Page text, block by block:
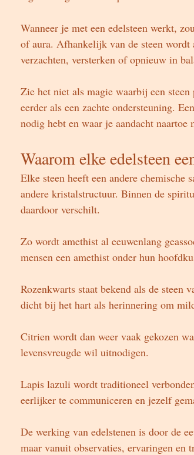
Wanneer je met een edelsteen werkt,
of aura. Afhankelijk van de steen wordt
verzachten, versterken of opnieuw in
Zie het niet als magie waarbij een
eerder als een zachte ondersteuning.
nodig hebt en waar je aandacht naartoe
Waarom elke edelsteen
Elke steen heeft een andere chemische
andere kristalstructuur. Binnen de
daardoor verschilt.
Zo wordt amethist al eeuwenlang
mensen een amethist onder hun
Rozenkwarts staat bekend als de steen
dicht bij het hart als herinnering om
Citrien wordt dan weer vaak gekozen
levensvreugde wil uitnodigen.
Lapis lazuli wordt traditioneel
eerlijker te communiceren en jezelf
De werking van edelstenen is door de
maar vanuit observaties, ervaringen en